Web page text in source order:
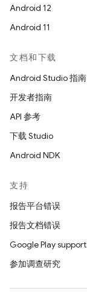
Android 12
Android 11
文档和下载
Android Studio 指南
开发者指南
API 参考
下载 Studio
Android NDK
支持
报告平台错误
报告文档错误
Google Play support
参加调查研究